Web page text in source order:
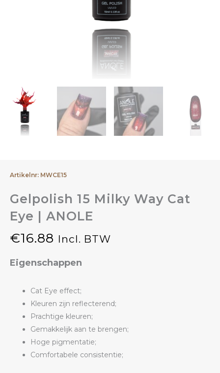
Artikelnr: MWCE15
Gelpolish 15 Milky Way Cat
Eye | ANOLE
€16.88 Incl. BTW
Eigenschappen
Cat Eye effect;
Kleuren zijn reflecterend;
Prachtige kleuren;
Gemakkelijk aan te brengen;
Hoge pigmentatie;
Comfortabele consistentie;